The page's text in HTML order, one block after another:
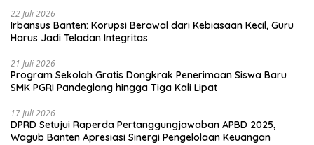
22 Juli 2026
Irbansus Banten: Korupsi Berawal dari Kebiasaan Kecil, Guru
Harus Jadi Teladan Integritas
21 Juli 2026
Program Sekolah Gratis Dongkrak Penerimaan Siswa Baru
SMK PGRI Pandeglang hingga Tiga Kali Lipat
17 Juli 2026
DPRD Setujui Raperda Pertanggungjawaban APBD 2025,
Wagub Banten Apresiasi Sinergi Pengelolaan Keuangan